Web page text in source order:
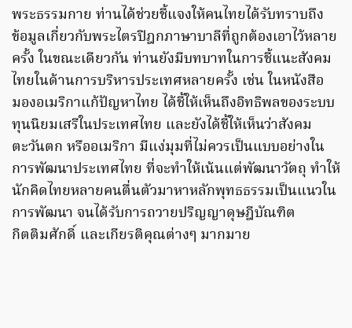
พระธรรมกาย ท่านได้ช่วยชี้แจงให้คนไทยได้รับทราบถึง
ข้อมูลเกี่ยวกับพระไตรปิฎกภาษาบาลีที่ถูกต้องเอาไว้หลาย
ครั้ง ในขณะเดียวกัน ท่านยังมีบทบาทในการชี้แนะสังคม
ไทยในด้านการบริหารประเทศหลายครั้ง เช่น ในหนังสือ
มองอเมริกาแก้ปัญหาไทย ได้ชี้ให้เห็นถึงอิทธิพลของระบบ
ทุนนิยมเสรีในประเทศไทย และยังได้ชี้ให้เห็นว่าสังคม
ตะวันตก หรืออเมริกา มีแง่มุมที่ไม่ควรเป็นแบบอย่างใน
การพัฒนาประเทศไทย ที่จะทำให้เน้นแต่พัฒนาวัตถุ ทำให้
นักคิดไทยหลายคนตื่นตัวมาหาหลักพุทธธรรมเป็นแนวใน
การพัฒนา จนได้รับการถวายปริญญาดุษฎีบัณฑิต
กิตติมศักดิ์ และเกียรติคุณต่างๆ มากมาย